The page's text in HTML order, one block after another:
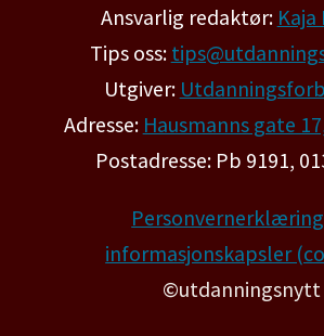
Ansvarlig redaktør:
Tips oss:
Utgiver:
Adresse: Hausmanns gate
Postadresse: Pb 9191,
informasjonskapsler
©utdanningsnytt